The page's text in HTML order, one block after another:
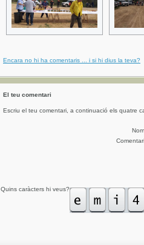
Encara no hi ha comentaris ... i si hi dius la teva?
El teu comentari
Escriu el teu comentari, a continuació els quatre
Nom
Comentari
Quins caràcters hi veus?